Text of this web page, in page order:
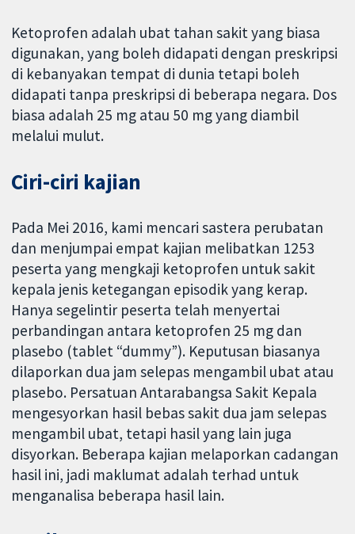
Ketoprofen adalah ubat tahan sakit yang biasa
digunakan, yang boleh didapati dengan preskripsi
di kebanyakan tempat di dunia tetapi boleh
didapati tanpa preskripsi di beberapa negara. Dos
biasa adalah 25 mg atau 50 mg yang diambil
melalui mulut.
Ciri-ciri kajian
Pada Mei 2016, kami mencari sastera perubatan
dan menjumpai empat kajian melibatkan 1253
peserta yang mengkaji ketoprofen untuk sakit
kepala jenis ketegangan episodik yang kerap.
Hanya segelintir peserta telah menyertai
perbandingan antara ketoprofen 25 mg dan
plasebo (tablet “dummy”). Keputusan biasanya
dilaporkan dua jam selepas mengambil ubat atau
plasebo. Persatuan Antarabangsa Sakit Kepala
mengesyorkan hasil bebas sakit dua jam selepas
mengambil ubat, tetapi hasil yang lain juga
disyorkan. Beberapa kajian melaporkan cadangan
hasil ini, jadi maklumat adalah terhad untuk
menganalisa beberapa hasil lain.